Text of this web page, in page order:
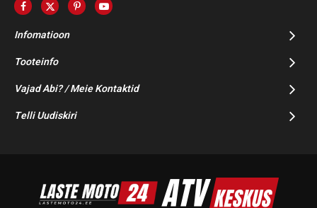
Infomatioon
Tooteinfo
Vajad Abi? / Meie Kontaktid
Telli Uudiskiri